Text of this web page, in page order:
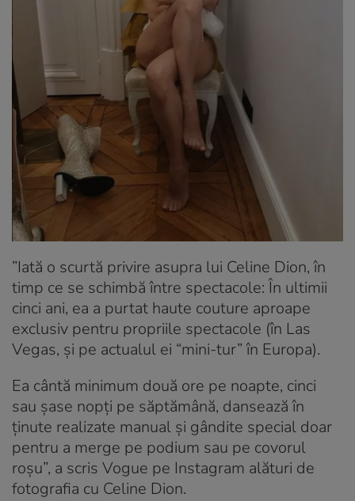
”Iată o scurtă privire asupra lui Celine Dion, în
timp ce se schimbă între spectacole: În ultimii
cinci ani, ea a purtat haute couture aproape
exclusiv pentru propriile spectacole (în Las
Vegas, și pe actualul ei “mini-tur” în Europa).
Ea cântă minimum două ore pe noapte, cinci
sau șase nopți pe săptămână, dansează în
ținute realizate manual și gândite special doar
pentru a merge pe podium sau pe covorul
roșu”, a scris Vogue pe Instagram alături de
fotografia cu Celine Dion.